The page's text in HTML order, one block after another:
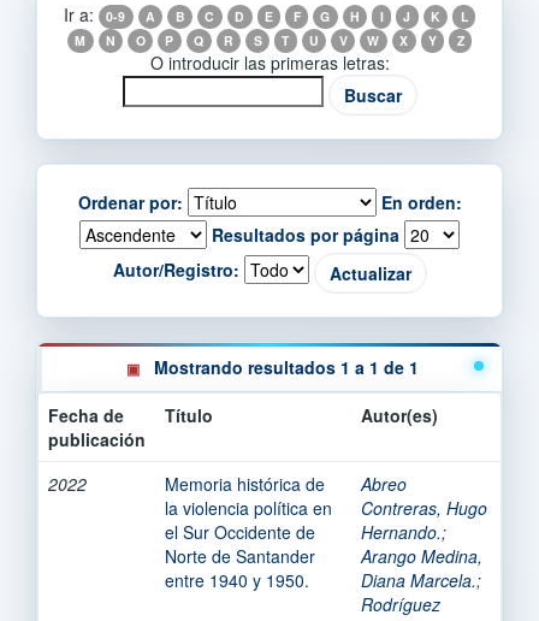
Ir a: 0-9 A B C D E F G H I J K
L
M
N O P Q R S T U V W X Y Z
O introducir las primeras letras:
Ordenar por:
En orden:
Resultados por página
Autor/Registro:
Mostrando resultados 1 a 1 de 1
Fecha de
publicación
Título Autor(es)
2022
Memoria histórica de
la violencia política en
el Sur Occidente de
Norte de Santander
entre 1940 y 1950.
Abreo
Contreras, Hugo
Hernando.;
Arango Medina,
Diana Marcela.;
Rodríguez